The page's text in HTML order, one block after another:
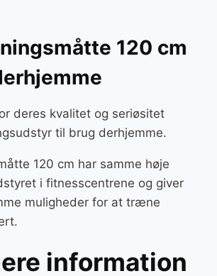
120 cm
deres kvalitet og seriøsitet
til brug derhjemme.
120 cm har samme høje
i fitnesscentrene og giver
muligheder for at træne
information